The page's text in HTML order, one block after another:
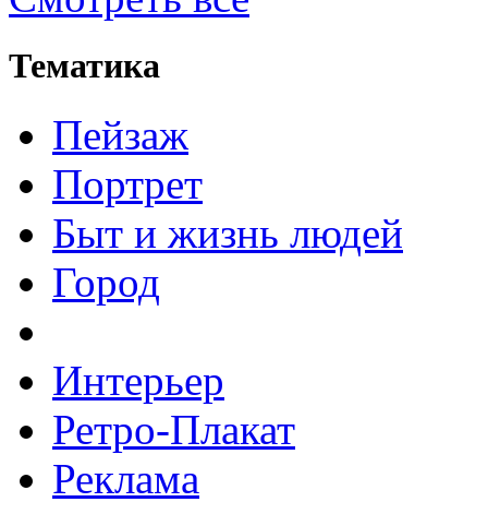
Тематика
Пейзаж
Портрет
Быт и жизнь людей
Город
Интерьер
Ретро-Плакат
Реклама